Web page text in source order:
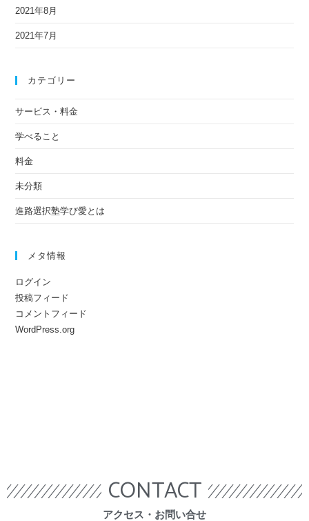
2021年8月
2021年7月
カテゴリー
サービス・料金
学べること
料金
未分類
進路選択塾学び愛とは
メタ情報
ログイン
投稿フィード
コメントフィード
WordPress.org
CONTACT
​アクセス・お問い合せ